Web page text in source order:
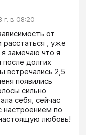
г. в 08:20
от
расстаться , уже
замечаю что я
после долгих
встречались 2,5
появились
сильно
себя, сейчас
настроением по
любовь!